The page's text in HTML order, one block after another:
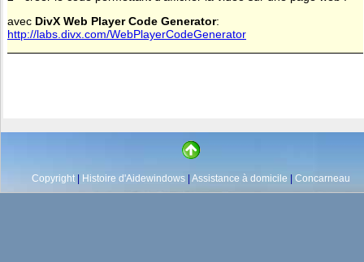
avec DivX Web Player Code Generator:
http://labs.divx.com/WebPlayerCodeGenerator
Copyright| Histoire d'Aidewindows Assistance à domicile Concarneau